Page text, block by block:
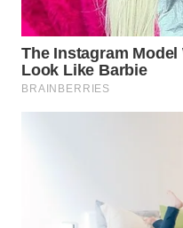
WN
PURWAKARTA
WN